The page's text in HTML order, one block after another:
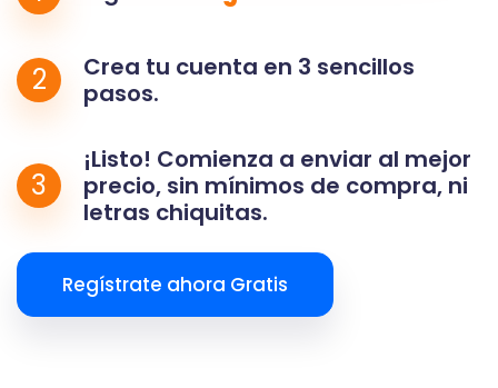
2
Crea tu cuenta en 3 sencillos
pasos.
3
¡Listo! Comienza a enviar al mejor
precio, sin mínimos de compra, ni
letras chiquitas.
Regístrate ahora Gratis